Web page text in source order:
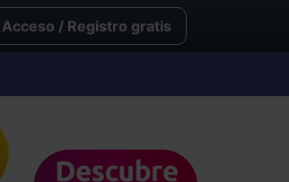
Acceso / Registro gratis